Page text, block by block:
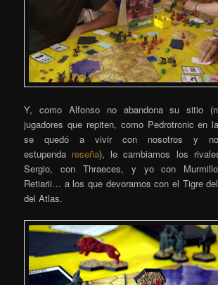
Y, como Alfonso no abandona su sitio
jugadores que repiten, como Pedrotronic en
se quedó a vivir con nosotros y
estupenda reseña), le cambiamos los
Sergio, con Thraeces, y yo con
Retiarii… a los que devoramos con el Tigre
del Atlas.